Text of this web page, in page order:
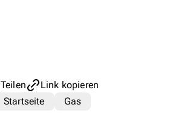
Teilen
Link kopieren
Startseite
Gas